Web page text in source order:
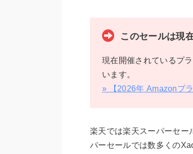
このセールは現
現在開催されているプ
います。
» 【2026年 Amazonプ
楽天では楽天スーパーセー
パーセールでは数多くの